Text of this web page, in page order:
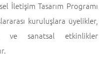
İletişim Tasarım Programı
kuruluşlara üyelikler,
ve sanatsal etkinlikler